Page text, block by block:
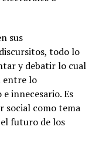
sus
todo lo
y debatir lo cual
entre lo
innecesario. Es
social como tema
futuro de los